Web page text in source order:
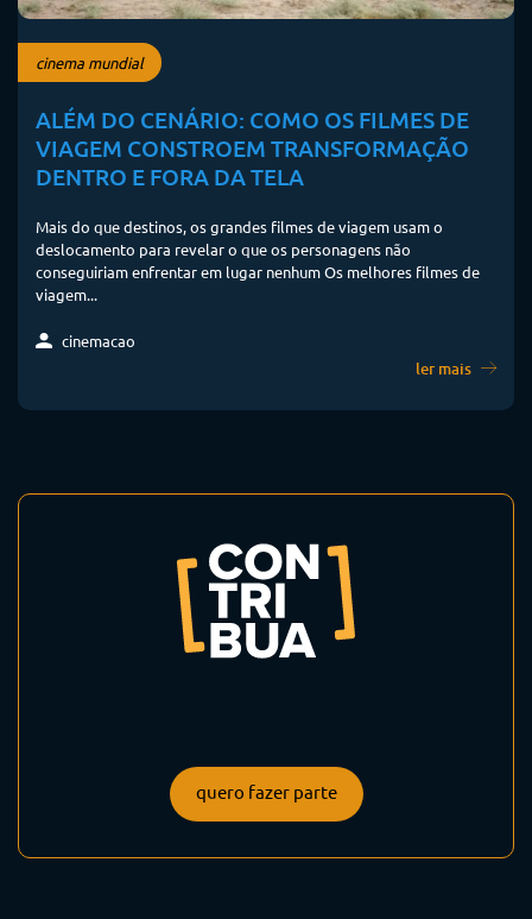
cinema mundial
ALÉM DO CENÁRIO: COMO OS FILMES DE
VIAGEM CONSTROEM TRANSFORMAÇÃO
DENTRO E FORA DA TELA
Mais do que destinos, os grandes filmes de viagem usam o
deslocamento para revelar o que os personagens não
conseguiriam enfrentar em lugar nenhum Os melhores filmes de
viagem...
cinemacao
ler mais
quero fazer parte